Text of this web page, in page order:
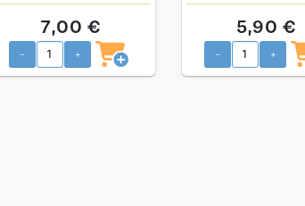
500gr
7,00 €
- +
5,90 €
- +